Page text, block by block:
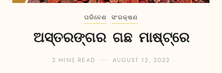
ପରିବେଶ ସଂରକ୍ଷଣ
ଅସ୍ତରଙ୍ଗର ଗଛ ମାଷ୍ଟ୍ରେ
2 MINS READ AUGUST 12, 2022